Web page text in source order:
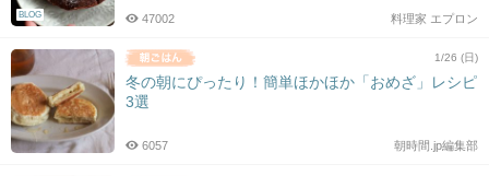
BLOG 料理家 エプロン
47002
1/26 (日)
冬の朝にぴったり！簡単ほかほか「おめざ」レシピ
3選
朝時間.jp編集部
6057